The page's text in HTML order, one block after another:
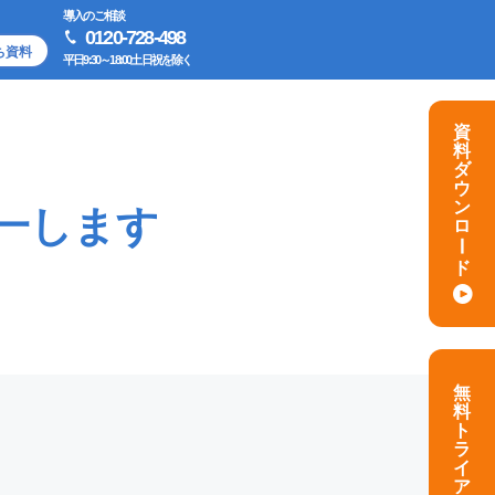
資料
導入のご相談
0120-728-498
平日9:30～18:00土日祝を除く
資
料
ダ
ウ
ン
ロ
ド
無
料
ト
ラ
イ
ア
します